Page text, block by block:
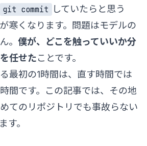
git commit していたらと思う
寒くなります。問題はモデルの
。 僕が、どこを触っていいか分
任せたことです。
最初の1時間は、直す時間では
間です。この記事では、その地
てのリポジトリでも事故らない
す。